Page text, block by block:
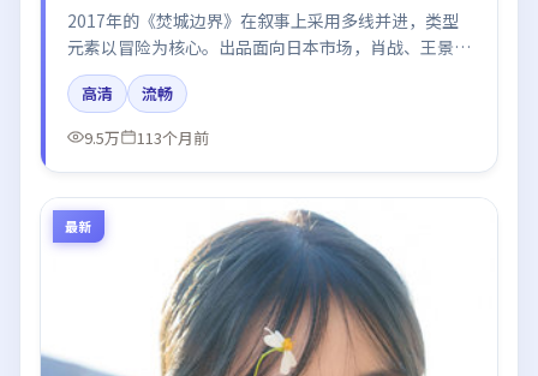
2017年的《焚城边界》在叙事上采用多线并进，类型
元素以冒险为核心。出品面向日本市场，肖战、王景
春、梁朝伟所饰角色推动关键反转，结尾留白引发讨
论。
高清
流畅
9.5万
113个月前
最新